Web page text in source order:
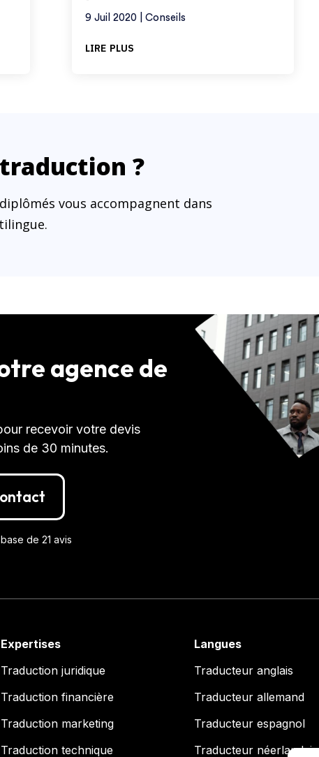
9 Juil 2020| Conseils
lire plus
traduction ?
vous accompagnent dans
agence de
recevoir votre devis
de 30 minutes.
de 21 avis
Expertises
Traduction juridique
Traduction financière
Traduction marketing
Traduction technique
Langues
Traducteur anglais
Traducteur allemand
Traducteur espagnol
Traducteur néerlandais